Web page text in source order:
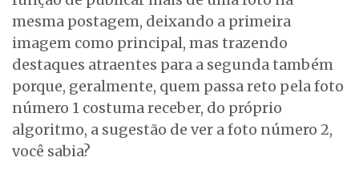
mesma postagem, deixando a primeira
imagem como principal, mas trazendo
destaques atraentes para a segunda também
porque, geralmente, quem passa reto pela foto
número 1 costuma receber, do próprio
algoritmo, a sugestão de ver a foto número 2,
você sabia?